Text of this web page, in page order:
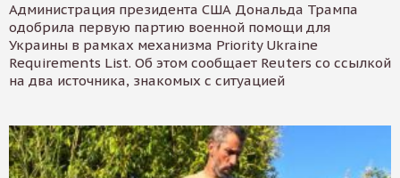
Администрация президента США Дональда Трампа
одобрила первую партию военной помощи для
Украины в рамках механизма Priority Ukraine
Requirements List. Об этом сообщает Reuters со ссылкой
на два источника, знакомых с ситуацией